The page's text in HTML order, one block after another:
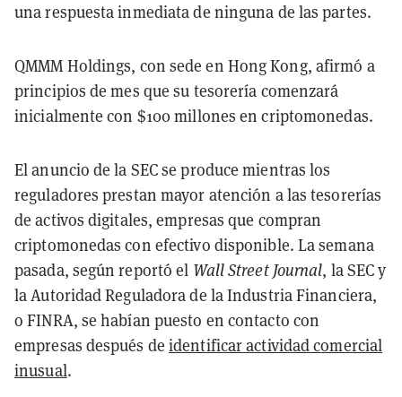
una respuesta inmediata de ninguna de las partes.
QMMM Holdings, con sede en Hong Kong, afirmó a
principios de mes que su tesorería comenzará
inicialmente con $100 millones en criptomonedas.
El anuncio de la SEC se produce mientras los
reguladores prestan mayor atención a las tesorerías
de activos digitales, empresas que compran
criptomonedas con efectivo disponible. La semana
pasada, según reportó el Wall Street Journal, la SEC y
la Autoridad Reguladora de la Industria Financiera,
o FINRA, se habían puesto en contacto con
empresas después deidentificar actividad comercial
inusual.